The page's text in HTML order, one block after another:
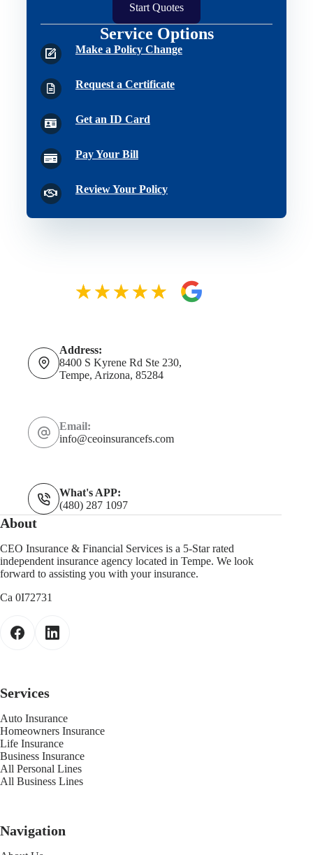
Start Quotes
Service Options
Make a Policy Change
Request a Certificate
Get an ID Card
Pay Your Bill
Review Your Policy
Address:
8400 S Kyrene Rd Ste 230,
Tempe, Arizona, 85284
Email:
info@ceoinsurancefs.com
What's APP:
(480) 287 1097
About
CEO Insurance & Financial Services is a 5-Star rated
independent insurance agency located in Tempe. We look
forward to assisting you with your insurance.
Ca 0I72731
Services
Auto Insurance
Homeowners Insurance
Life Insurance
Business Insurance
All Personal Lines
All Business Lines
Navigation